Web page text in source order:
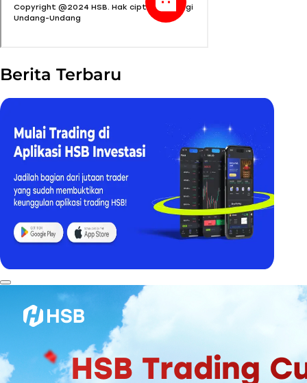
Berita Terbaru